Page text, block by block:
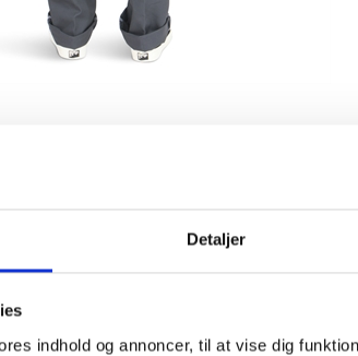
Detaljer
indhold og annoncer, til at vise dig